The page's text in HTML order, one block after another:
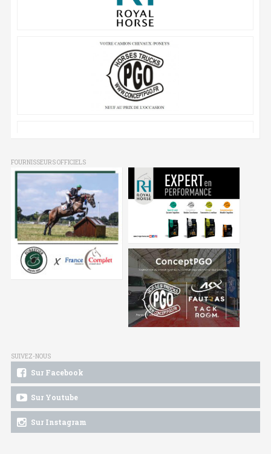
FOURNISSEURS OFFICIELS
SUIVEZ-NOUS
Sur Facebook
Sur Youtube
Sur Instagram